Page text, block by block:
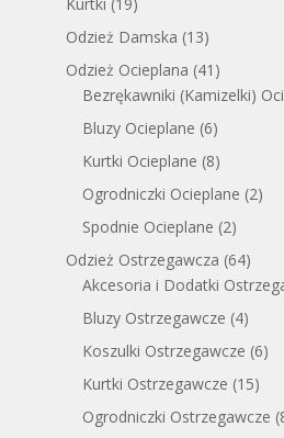
Odzież Damska (13)
Odzież Ocieplana (41)
Bezrękawniki (Kamizelki)
Bluzy Ocieplane (6)
Kurtki Ocieplane (8)
Ogrodniczki Ocieplane (2)
Spodnie Ocieplane (2)
Odzież Ostrzegawcza (64)
Akcesoria i Dodatki
Bluzy Ostrzegawcze (4)
Koszulki Ostrzegawcze (6)
Kurtki Ostrzegawcze (15)
Ogrodniczki Ostrzegawcze